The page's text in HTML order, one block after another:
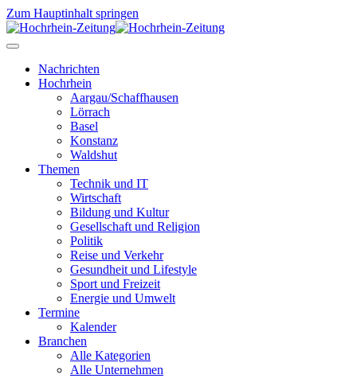
Zum Hauptinhalt springen
Nachrichten
Hochrhein
Aargau/Schaffhausen
Lörrach
Basel
Konstanz
Waldshut
Themen
Technik und IT
Wirtschaft
Bildung und Kultur
Gesellschaft und Religion
Politik
Reise und Verkehr
Gesundheit und Lifestyle
Sport und Freizeit
Energie und Umwelt
Termine
Kalender
Branchen
Alle Kategorien
Alle Unternehmen